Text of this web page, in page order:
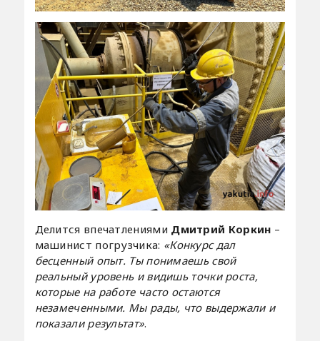
Делится впечатлениями Дмитрий Коркин –
машинист погрузчика: «Конкурс дал
бесценный опыт. Ты понимаешь свой
реальный уровень и видишь точки роста,
которые на работе часто остаются
незамеченными. Мы рады, что выдержали и
показали результат».